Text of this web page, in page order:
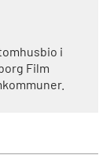
i
Film